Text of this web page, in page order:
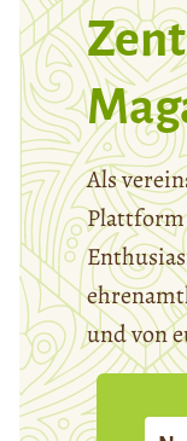
Als
Plattform
und von